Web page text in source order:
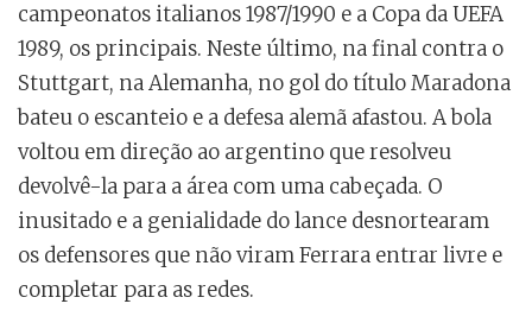
campeonatos italianos 1987/1990 e a Copa da UEFA
1989, os principais. Neste último, na final contra o
Stuttgart, na Alemanha, no gol do título Maradona
bateu o escanteio e a defesa alemã afastou. A bola
voltou em direção ao argentino que resolveu
devolvê-la para a área com uma cabeçada. O
inusitado e a genialidade do lance desnortearam
os defensores que não viram Ferrara entrar livre e
completar para as redes.